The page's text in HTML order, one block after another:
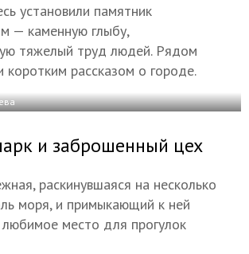
установили памятник
— каменную глыбу,
тяжелый труд людей. Рядом
рассказом о городе.
и заброшенный цех
раскинувшаяся на несколько
моря, и примыкающий к ней
место для прогулок